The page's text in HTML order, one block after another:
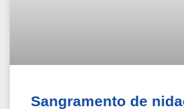
Sangramento de